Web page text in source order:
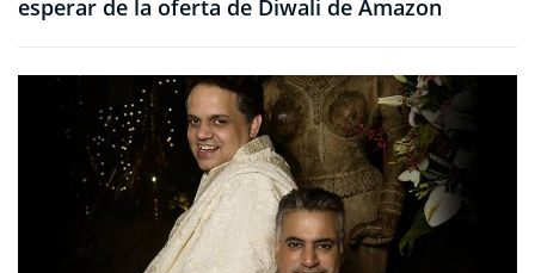
esperar de la oferta de Diwali de Amazon